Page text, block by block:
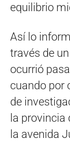
equilibrio
Así lo
través de
ocurrió
cuando por
de
la
la avenida